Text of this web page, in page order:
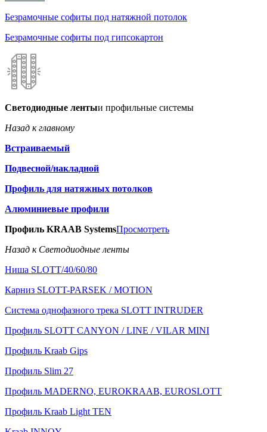
Безрамочные софиты под натяжной потолок
Безрамочные софиты под гипсокартон
Светодиодные лентыи профильные системы
Назад к главному
Встраиваемый
Подвесной/накладной
Профиль для натяжных потолков
Алюминиевые профили
Профиль KRAAB SystemsПросмотреть
Назад к Светодиодные ленты
Ниша SLOTT/40/60/80
Карниз SLOTT-PARSEK / MOTION
Система однофазного трека SLOTT INTRUDER
Профиль SLOTT CANYON / LINE / VILAR MINI
Профиль Kraab Gips
Профиль Slim 27
Профиль MADERNO, EUROKRAAB, EUROSLOTT
Профиль Kraab Light TEN